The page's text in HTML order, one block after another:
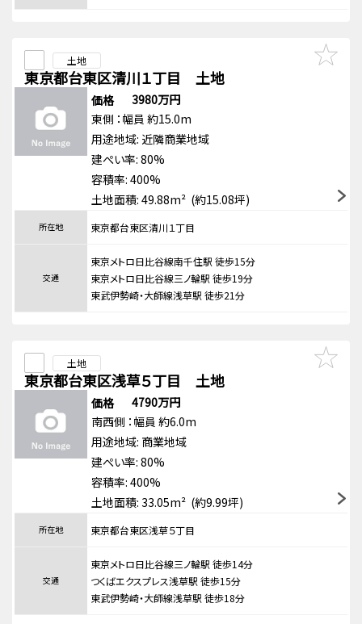
土地
東京都台東区清川１丁目 土地
価格
3980万円
東側 ：幅員 約15.0m
用途地域: 近隣商業地域
建ぺい率: 80%
容積率: 400%
土地面積: 49.88m² (約15.08坪)
所在地 東京都台東区清川１丁目
交通
東京メトロ日比谷線南千住駅 徒歩15分
東京メトロ日比谷線三ノ輪駅 徒歩19分
東武伊勢崎・大師線浅草駅 徒歩21分
土地
東京都台東区浅草５丁目 土地
価格
4790万円
南西側 ：幅員 約6.0m
用途地域: 商業地域
建ぺい率: 80%
容積率: 400%
土地面積: 33.05m² (約9.99坪)
所在地 東京都台東区浅草５丁目
交通
東京メトロ日比谷線三ノ輪駅 徒歩14分
つくばエクスプレス浅草駅 徒歩15分
東武伊勢崎・大師線浅草駅 徒歩18分